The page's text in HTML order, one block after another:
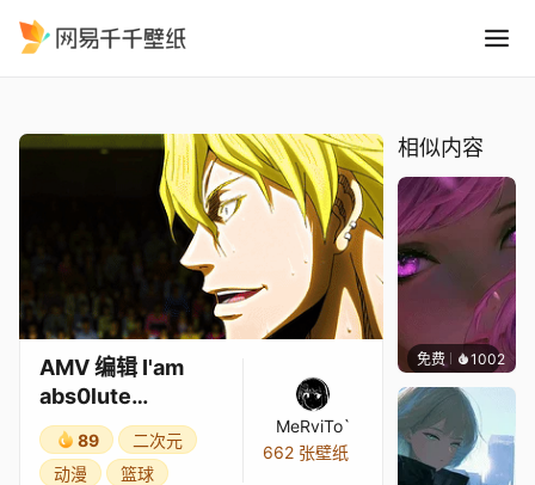
AMV 编辑 I'am
abs0lute
PHARMACIST -
OVERDOE
89
二次元
动漫
篮球
MeRviTo`
662 张壁纸
相似内容
免费 1002辰东